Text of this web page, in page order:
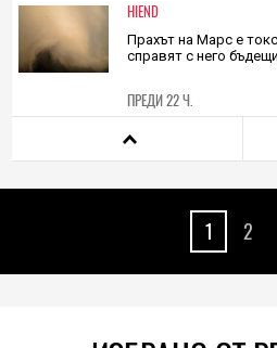
HIEND
Прахът на Марс е
справят с него
ПРЕДИ 22 Ч.
TECH
1 2